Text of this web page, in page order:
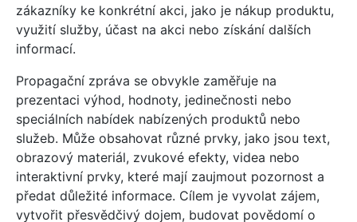
zákazníky ke konkrétní akci, jako je nákup produktu,
využití služby, účast na akci nebo získání dalších
informací.
Propagační zpráva se obvykle zaměřuje na
prezentaci výhod, hodnoty, jedinečnosti nebo
speciálních nabídek nabízených produktů nebo
služeb. Může obsahovat různé prvky, jako jsou text,
obrazový materiál, zvukové efekty, videa nebo
interaktivní prvky, které mají zaujmout pozornost a
předat důležité informace. Cílem je vyvolat zájem,
vytvořit přesvědčivý dojem, budovat povědomí o